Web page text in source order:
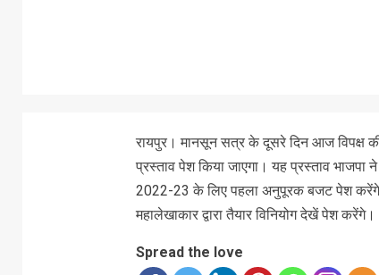
रायपुर। मानसून सत्र के दूसरे दिन आज विपक्ष
प्रस्ताव पेश किया जाएगा। यह प्रस्ताव
2022-23 के लिए पहला अनुपूरक बजट पेश
महालेखाकार द्वारा तैयार विनियोग देखें पेश करेंगे।
Spread the love